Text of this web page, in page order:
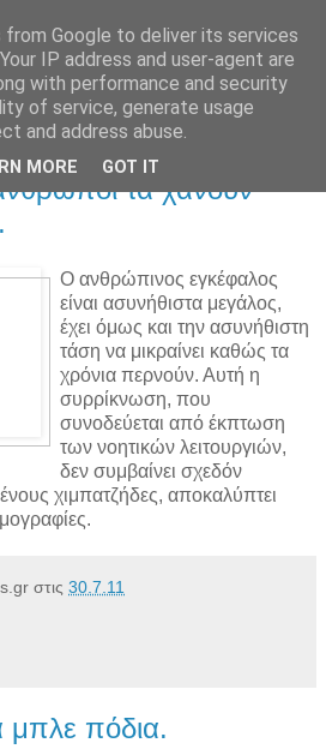
τα χάνουν
Ο ανθρώπινος εγκέφαλος
είναι ασυνήθιστα μεγάλος,
έχει όμως και την ασυνήθιστη
τάση να μικραίνει καθώς τα
χρόνια περνούν. Αυτή η
συρρίκνωση, που
συνοδεύεται από έκπτωση
των νοητικών λειτουργιών,
δεν συμβαίνει σχεδόν
χιμπατζήδες, αποκαλύπτει
στις 30.7.11
μπλε πόδια.
Google to deliver its services
IP address and user-agent are
with performance and security
of service, generate usage
and address abuse.
MORE GOT IT